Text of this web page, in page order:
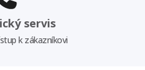
servis
k zákazníkovi